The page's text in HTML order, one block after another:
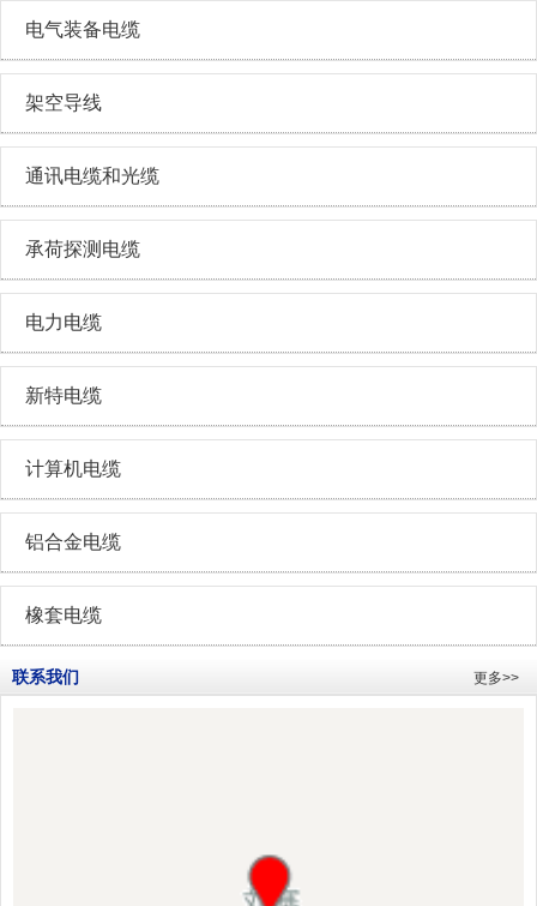
电气装备电缆
架空导线
通讯电缆和光缆
承荷探测电缆
电力电缆
新特电缆
计算机电缆
铝合金电缆
橡套电缆
联系我们 更多>>